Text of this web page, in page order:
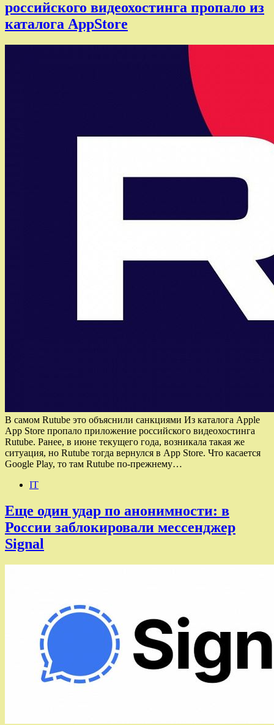
российского видеохостинга пропало из
каталога AppStore
В самом Rutube это объяснили санкциями Из каталога Apple
App Store пропало приложение российского видеохостинга
Rutube. Ранее, в июне текущего года, возникала такая же
ситуация, но Rutube тогда вернулся в App Store. Что касается
Google Play, то там Rutube по-прежнему…
IT
Еще один удар по анонимности: в
России заблокировали мессенджер
Signal